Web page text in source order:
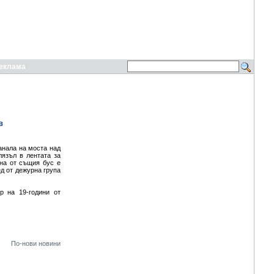
на моста над
в лентата за
от същия бус е
от дежурна група
на 19-години от
По-нови новини